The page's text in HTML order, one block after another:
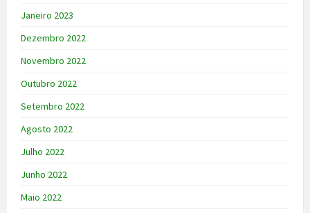
Janeiro 2023
Dezembro 2022
Novembro 2022
Outubro 2022
Setembro 2022
Agosto 2022
Julho 2022
Junho 2022
Maio 2022